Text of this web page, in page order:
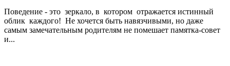
Поведение - это зеркало, в котором отражается истинный
облик каждого! Не хочется быть навязчивыми, но даже
самым замечательным родителям не помешает памятка-совет
и...